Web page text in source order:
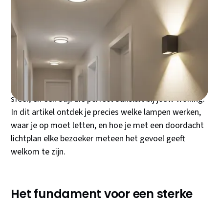
De hal is jouw huiskamer-visitekaartje, maar wordt
vaak behandeld als een doorgeefluik waar een simpel
peertje wel even zal volstaan. Deze fout kost je
dagelijks de kans op een warme, uitnodigende eerste
indruk - én kan zelfs onveilig zijn tijdens donkere
winteravonden. De juiste verlichting in je hal draait
om drie pijlers: praktische zichtbaarheid, een gastvrije
sfeer, en een stijl die perfect aansluit bij jouw woning.
In dit artikel ontdek je precies welke lampen werken,
waar je op moet letten, en hoe je met een doordacht
lichtplan elke bezoeker meteen het gevoel geeft
welkom te zijn.
Het fundament voor een sterke